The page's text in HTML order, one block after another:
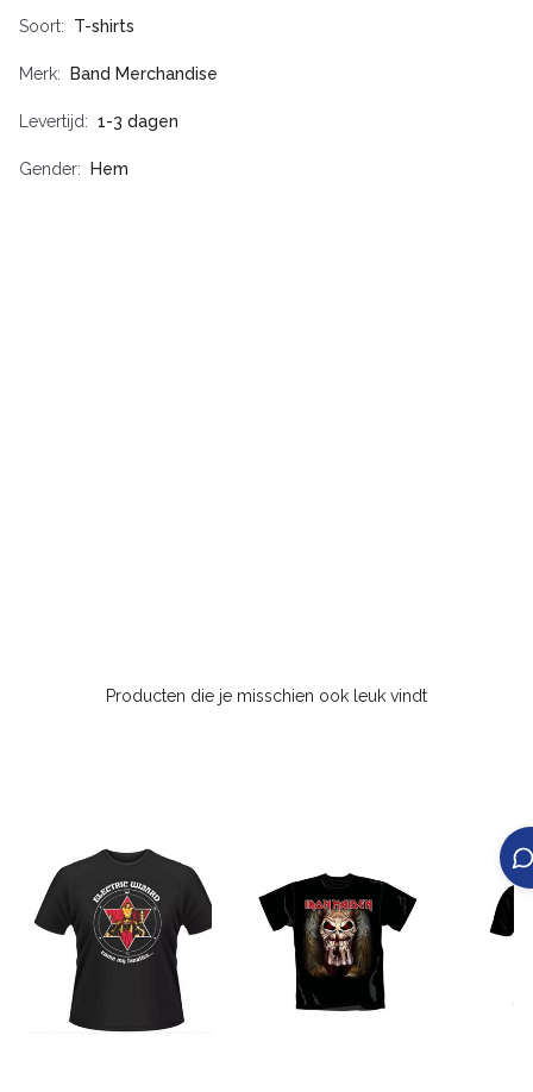
Soort T-shirts
Merk Band Merchandise
Levertijd 1-3 dagen
Gender Hem
Producten die je misschien ook leuk vindt